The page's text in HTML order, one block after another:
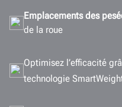
Emplacements des
de la roue
Optimisez l’efficacité
technologie